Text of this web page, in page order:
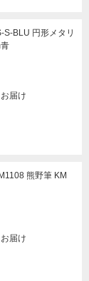
BLU 円形メタリ
お届け
熊野筆 KM
お届け